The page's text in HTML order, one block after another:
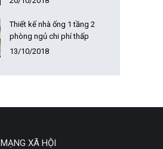
Thiết kế nhà ống 1 tầng 2
phòng ngủ chi phí thấp
13/10/2018
MẠNG XÃ HỘI